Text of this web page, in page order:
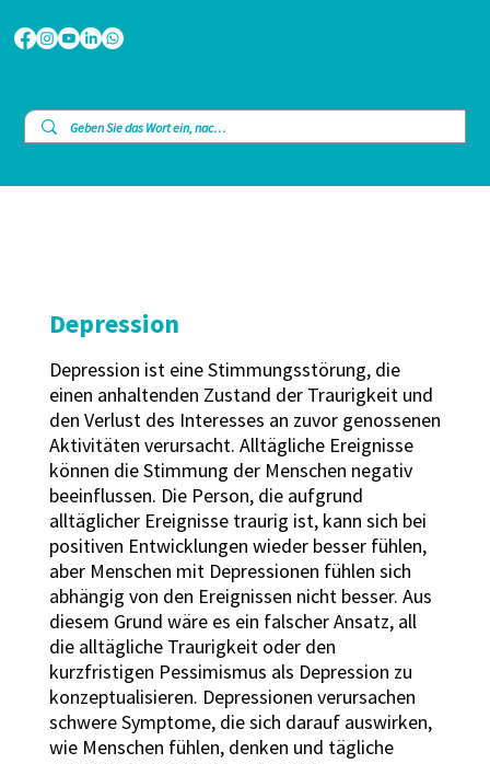
Depression
Depression ist eine Stimmungsstörung, die
einen anhaltenden Zustand der Traurigkeit und
den Verlust des Interesses an zuvor genossenen
Aktivitäten verursacht. Alltägliche Ereignisse
können die Stimmung der Menschen negativ
beeinflussen. Die Person, die aufgrund
alltäglicher Ereignisse traurig ist, kann sich bei
positiven Entwicklungen wieder besser fühlen,
aber Menschen mit Depressionen fühlen sich
abhängig von den Ereignissen nicht besser. Aus
diesem Grund wäre es ein falscher Ansatz, all
die alltägliche Traurigkeit oder den
kurzfristigen Pessimismus als Depression zu
konzeptualisieren. Depressionen verursachen
schwere Symptome, die sich darauf auswirken,
wie Menschen fühlen, denken und tägliche